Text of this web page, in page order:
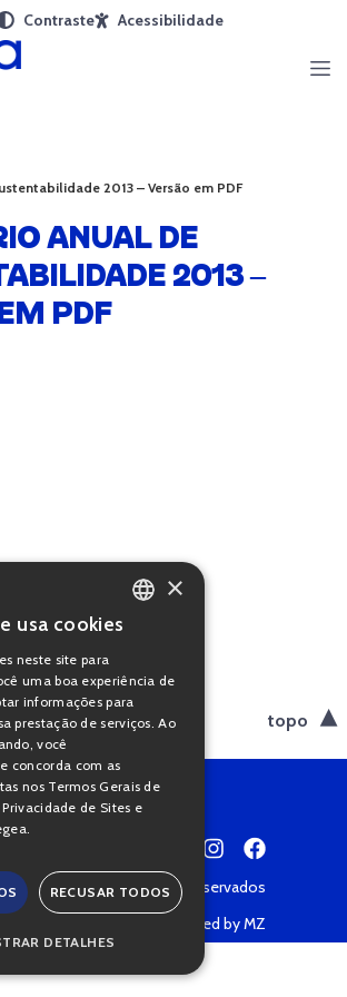
Contraste Acessibilidade
2013 – Versão em PDF
ANUAL DE
2013 –
PDF
topo
2022 • Todos os direitos reservados
Powered by MZ
PORTUGUESE
×
usa cookies
neste site para
uma boa experiência de
informações para
prestação de serviços. Ao
você
concorda com as
nos Termos Gerais de
de Sites e
RECUSAR TODOS
DETALHES